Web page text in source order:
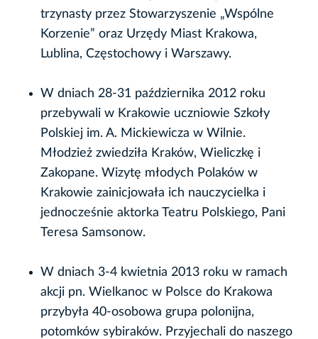
trzynasty przez Stowarzyszenie „Wspólne
Korzenie” oraz Urzędy Miast Krakowa,
Lublina, Częstochowy i Warszawy.
W dniach 28-31 października 2012 roku
przebywali w Krakowie uczniowie Szkoły
Polskiej im. A. Mickiewicza w Wilnie.
Młodzież zwiedziła Kraków, Wieliczkę i
Zakopane. Wizytę młodych Polaków w
Krakowie zainicjowała ich nauczycielka i
jednocześnie aktorka Teatru Polskiego, Pani
Teresa Samsonow.
W dniach 3-4 kwietnia 2013 roku w ramach
akcji pn. Wielkanoc w Polsce do Krakowa
przybyła 40-osobowa grupa polonijna,
potomków sybiraków. Przyjechali do naszego